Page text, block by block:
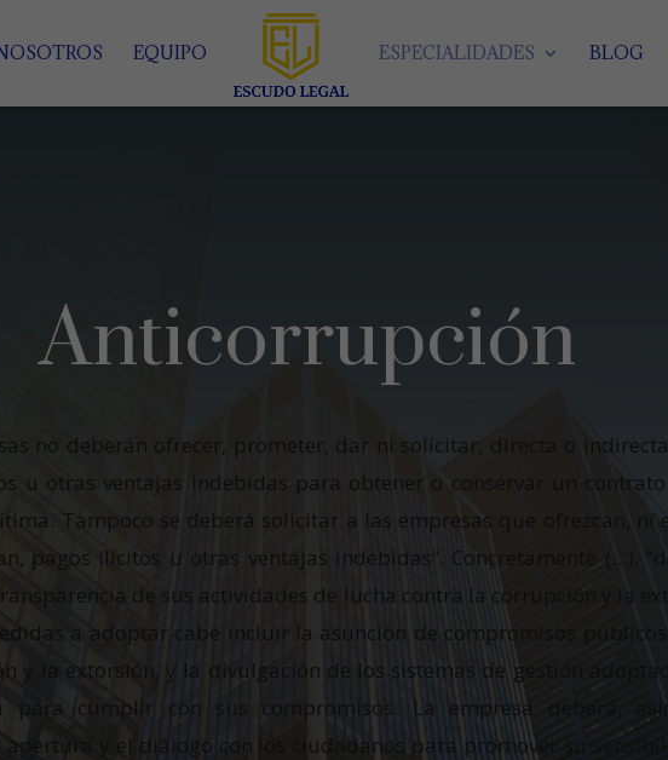
EQUIPO ESPECIALIDADES BLOG
Anticorrupción
no deberán ofrecer, prometer, dar ni solicitar, directa o
u otras ventajas indebidas para obtener o conservar un
Tampoco se deberá solicitar a las empresas que ofrezcan, ni
pagos ilícitos u otras ventajas indebidas”. Concretamente (…),
de sus actividades de lucha contra la corrupción y la
a adoptar cabe incluir la asunción de compromisos
y la extorsión, y la divulgación de los sistemas de gestión
para cumplir con sus compromisos. La empresa deberá,
y el diálogo con los ciudadanos para promover su